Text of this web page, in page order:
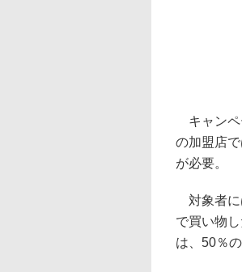
キャンペ
の加盟店
が必要。
対象者に
で買い物
は、50％